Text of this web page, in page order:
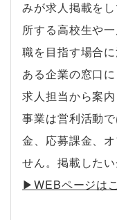
みが求人掲載を
所する高校生や
職を目指す場合
ある企業の窓口
求人担当から案
事業は営利活動
金、応募課金、
せん。掲載した
▶︎WEBページは